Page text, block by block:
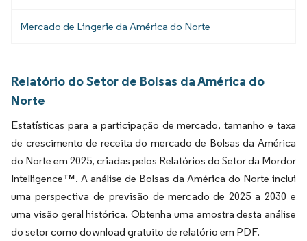
Mercado de Lingerie da América do Norte
Relatório do Setor de Bolsas da América do
Norte
Estatísticas para a participação de mercado, tamanho e taxa
de crescimento de receita do mercado de Bolsas da América
do Norte em 2025, criadas pelos Relatórios do Setor da Mordor
Intelligence™. A análise de Bolsas da América do Norte inclui
uma perspectiva de previsão de mercado de 2025 a 2030 e
uma visão geral histórica. Obtenha uma amostra desta análise
do setor como download gratuito de relatório em PDF.